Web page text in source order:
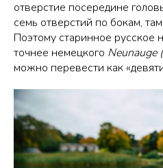
отверстие посередине
семь отверстий по бокам,
Поэтому старинное русское
точнее немецкого Neunauge (
можно перевести как